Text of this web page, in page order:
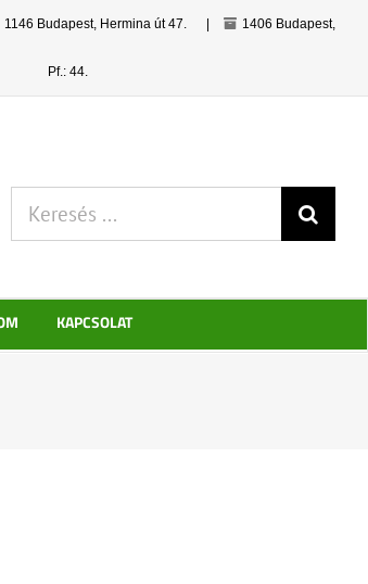
1146 Budapest, Hermina út 47. 1406 Budapest,
Pf.: 44.
KAPCSOLAT